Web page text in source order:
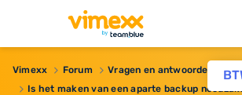
Vimexx Forum Vragen en antwoorden
Is het maken van een aparte backup